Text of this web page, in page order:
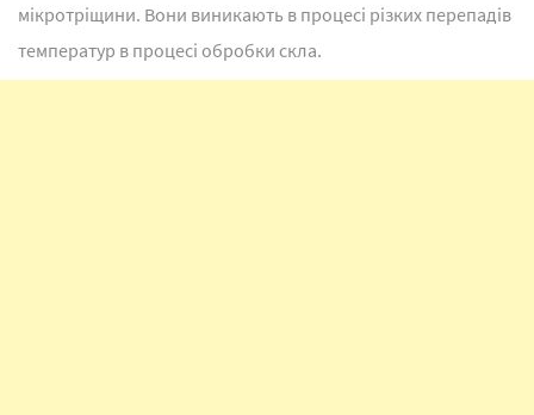
мікротріщини. Вони виникають в процесі різких перепадів
температур в процесі обробки скла.